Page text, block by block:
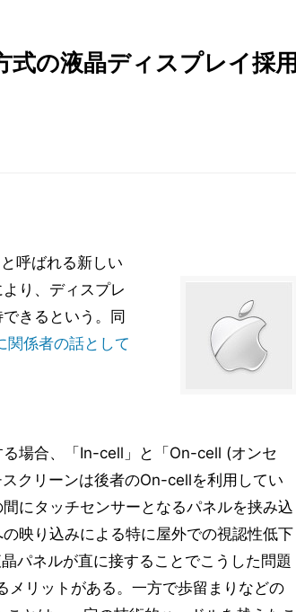
の液晶ディスプレイ採用
呼ばれる新しい
り、ディスプレ
きるという。同
係者の話として
場合、「In-cell」と「On-cell (オンセ
クリーンは後者のOn-cellを利用してい
にタッチセンサーとなるパネルを挟み込
映り込みによる特に屋外での視認性低下
パネルが直に接することでこうした問題
リットがある。一方で歩留まりなどの